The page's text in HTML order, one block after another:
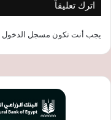
اترك تعليقاً
يجب أنت تكون مسجل الدخول